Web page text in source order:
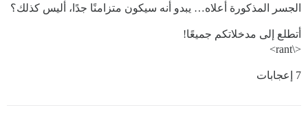
الجسر المذكورة أعلاه… يبدو أنه سيكون متزامنًا جدًا، أليس كذلك؟
أتطلع إلى مدخلاتكم جميعًا!
<\rant>
7 إعجابات